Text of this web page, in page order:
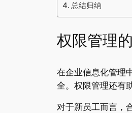
总结归纳
权限管理
在企业信息化管理
全。权限管理还有
对于新员工而言，